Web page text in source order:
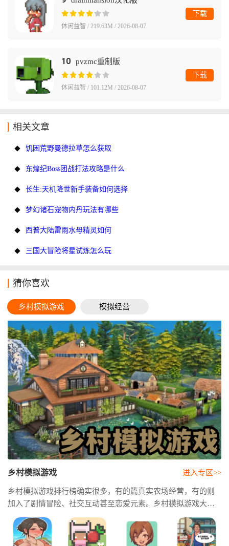
休闲益智 / 219.63M / 2026-08-07
下载
10 pvzmc重制版
休闲益智 / 101.12M / 2026-08-07
下载
相关文章
饥困荒野曼德拉草怎么获取
东煌纪Boss团战打法攻略是什么
长生:天机降世新手装备如何选择
梦幻诸石宠物内丹玩法有哪些
西普大陆雷雨水母精灵如何
三国大冒险将星试炼怎么玩
猜你喜欢
乡村模拟游戏 模拟经营
乡村模拟游戏
乡村模拟游戏排行榜确实很多，有的篇真实农场经营，有的则
加入了剧情冒险、社交互动甚至恋爱元素。乡村模拟游戏大全
有不少融合餐厅经营、乡村建设、钓鱼采集等内容的新作品。
乡村模拟经营游戏还会加入四季变化、天气系统以及村民互
动，让整个乡村世界看起来更有生活气息。
进入专区>>